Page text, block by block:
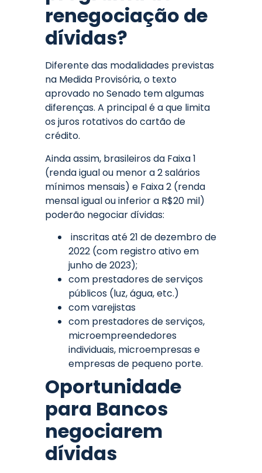
renegociação de
dívidas?
Diferente das modalidades previstas
na Medida Provisória, o texto
aprovado no Senado tem algumas
diferenças. A principal é a que limita
os juros rotativos do cartão de
crédito.
Ainda assim, brasileiros da Faixa 1
(renda igual ou menor a 2 salários
mínimos mensais) e Faixa 2 (renda
mensal igual ou inferior a R$20 mil)
poderão negociar dívidas:
inscritas até 21 de dezembro de
2022 (com registro ativo em
junho de 2023);
com prestadores de serviços
públicos (luz, água, etc.)
com varejistas
com prestadores de serviços,
microempreendedores
individuais, microempresas e
empresas de pequeno porte.
Oportunidade
para Bancos
negociarem
dívidas